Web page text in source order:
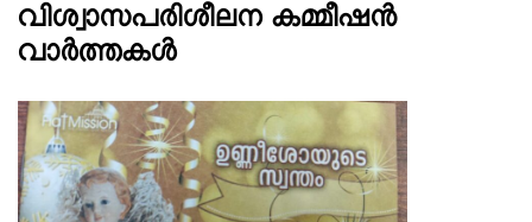
വിശ്വാസപരിശീലന കമ്മീഷന്‍
വാര്‍ത്തകള്‍